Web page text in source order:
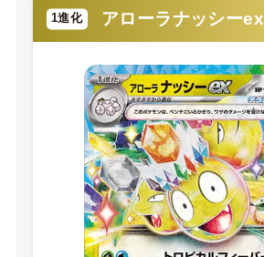
アローラナッシーex